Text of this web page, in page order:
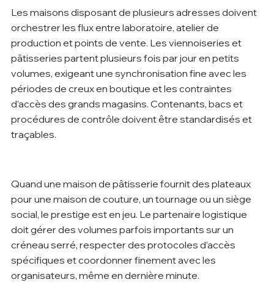
Les maisons disposant de plusieurs adresses doivent
orchestrer les flux entre laboratoire, atelier de
production et points de vente. Les viennoiseries et
pâtisseries partent plusieurs fois par jour en petits
volumes, exigeant une synchronisation fine avec les
périodes de creux en boutique et les contraintes
d’accès des grands magasins. Contenants, bacs et
procédures de contrôle doivent être standardisés et
traçables.
Quand une maison de pâtisserie fournit des plateaux
pour une maison de couture, un tournage ou un siège
social, le prestige est en jeu. Le partenaire logistique
doit gérer des volumes parfois importants sur un
créneau serré, respecter des protocoles d’accès
spécifiques et coordonner finement avec les
organisateurs, même en dernière minute.